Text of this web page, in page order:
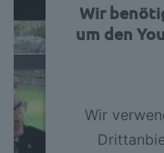
Wir
um den
Wir